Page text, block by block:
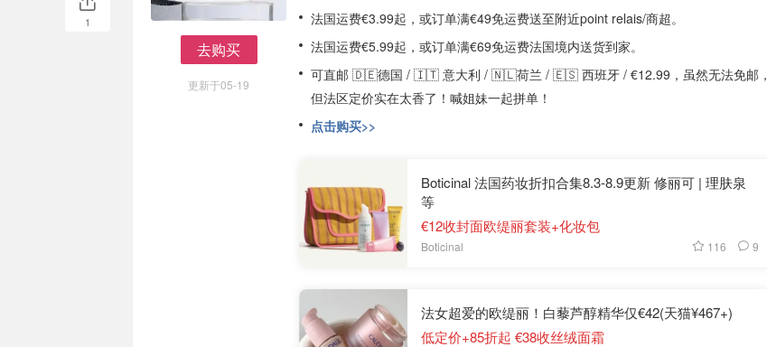
去购买
更新于05-19
法国运费€3.99起，或订单满€49免运费送至附近point relais/商超。
法国运费€5.99起，或订单满€69免运费法国境内送货到家。
可直邮 🇩🇪德国 / 🇮🇹 意大利 / 🇳🇱荷兰 / 🇪🇸 西班牙 / €12.99，虽然无法免邮，
但法区定价实在太香了！喊姐妹一起拼单！
点击购买>>
Boticinal 法国药妆折扣合集8.3-8.9更新 修丽可 | 理肤泉
等
€12收封面欧缇丽套装+化妆包
Boticinal 116 9
法女超爱的欧缇丽！白藜芦醇精华仅€42(天猫¥467+)
低定价+85折起 €38收丝绒面霜
1